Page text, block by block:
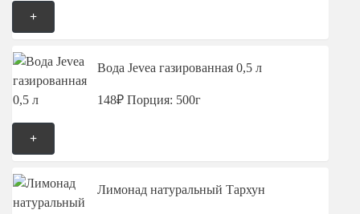
+
Вода Jevea газированная 0,5 л
148₽ Порция: 500г
+
Лимонад натуральный Тархун